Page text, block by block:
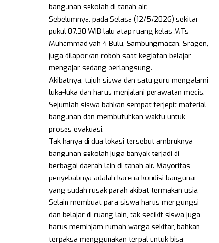
bangunan sekolah di tanah air.
Sebelumnya, pada Selasa (12/5/2026) sekitar
pukul 07.30 WIB lalu atap ruang kelas MTs
Muhammadiyah 4 Bulu, Sambungmacan, Sragen,
juga dilaporkan roboh saat kegiatan belajar
mengajar sedang berlangsung.
Akibatnya, tujuh siswa dan satu guru mengalami
luka-luka dan harus menjalani perawatan medis.
Sejumlah siswa bahkan sempat terjepit material
bangunan dan membutuhkan waktu untuk
proses evakuasi.
Tak hanya di dua lokasi tersebut ambruknya
bangunan sekolah juga banyak terjadi di
berbagai daerah lain di tanah air. Mayoritas
penyebabnya adalah karena kondisi bangunan
yang sudah rusak parah akibat termakan usia.
Selain membuat para siswa harus mengungsi
dan belajar di ruang lain, tak sedikit siswa juga
harus meminjam rumah warga sekitar, bahkan
terpaksa menggunakan terpal untuk bisa